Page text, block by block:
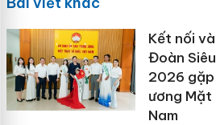
Kết nối
Đoàn
2026
ương
Nam